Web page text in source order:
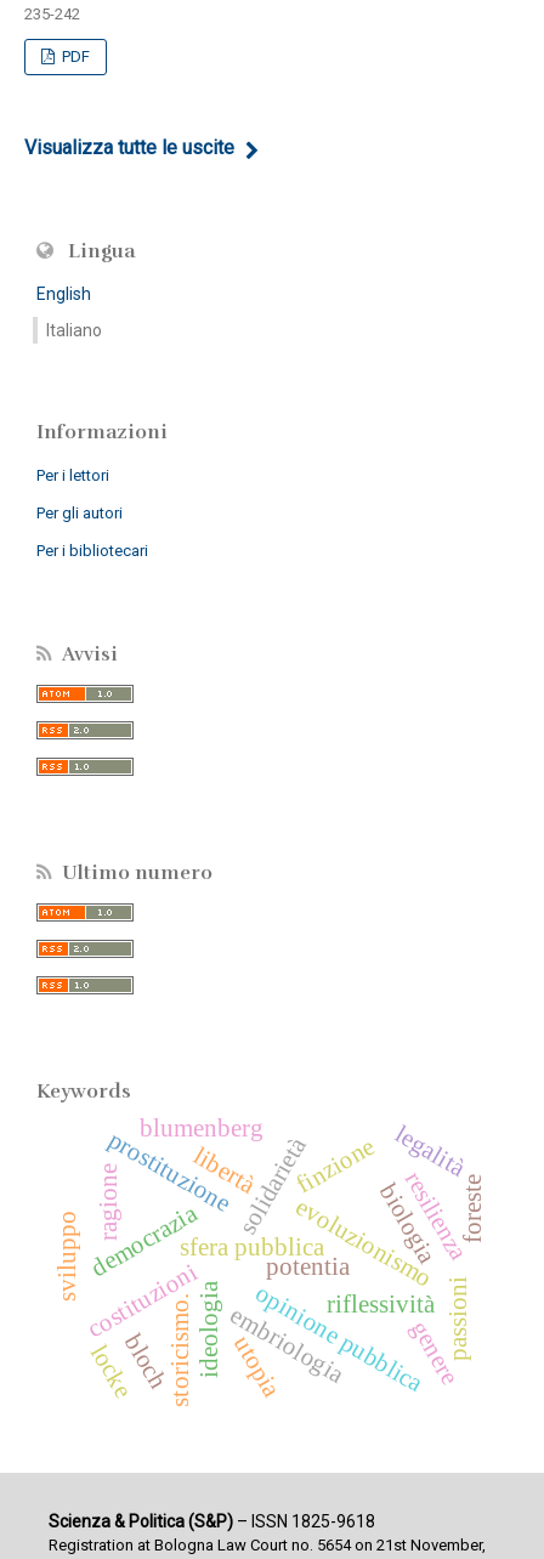
235-242
PDF
Visualizza tutte le uscite
Lingua
English
Italiano
Informazioni
Per i lettori
Per gli autori
Per i bibliotecari
Avvisi
Ultimo numero
Keywords
ideologia opinione pubblica
riflessività
sfera pubblica
costituzioni
embriologia
evoluzionismo
biologia
storicismo.
solidarietà resilienza
democrazia
prostituzione
genere
utopia
bloch
finzione
blumenberg
libertà
ragione
legalità
locke
potentia
passioni
sviluppo
foreste
Scienza & Politica (S&P)– ISSN 1825-9618
Registration at Bologna Law Court no. 5654 on 21st November,